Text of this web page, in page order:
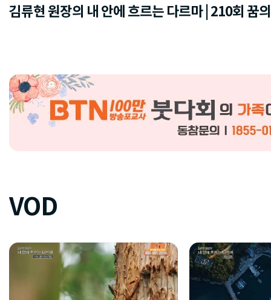
김류현 원장의 내 안에 흐르는 다르마 | 210회 꿈